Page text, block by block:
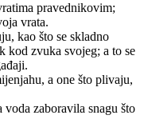
pravednikovim;
vrata.
kao što se skladno
kod zvuka svojeg; a to se
a one što plivaju,
zaboravila snagu što